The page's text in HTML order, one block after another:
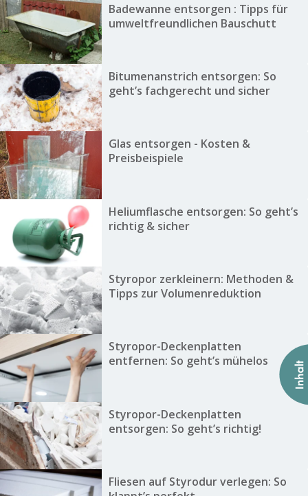
Badewanne entsorgen : Tipps für
umweltfreundlichen Bauschutt
Bitumenanstrich entsorgen: So
geht’s fachgerecht und sicher
Glas entsorgen - Kosten &
Preisbeispiele
Heliumflasche entsorgen: So geht’s
richtig & sicher
Styropor zerkleinern: Methoden &
Tipps zur Volumenreduktion
Styropor-Deckenplatten
entfernen: So geht’s mühelos
Styropor-Deckenplatten
entsorgen: So geht’s richtig!
Fliesen auf Styrodur verlegen: So